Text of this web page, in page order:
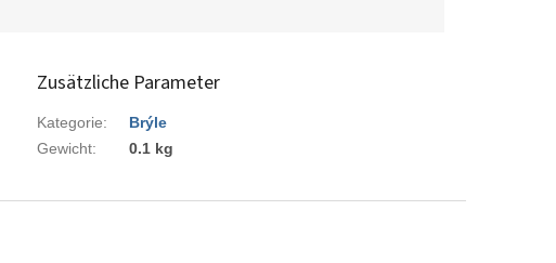
Zusätzliche Parameter
Kategorie:
Brýle
Gewicht: 0.1 kg